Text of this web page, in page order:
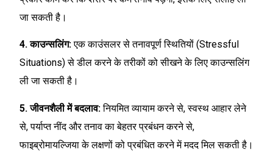
जा सकती है।
4. काउन्सलिंग:एक काउंसलर से तनावपूर्ण स्थितियों (Stressful
Situations) से डील करने के तरीकों को सीखने के लिए काउन्सलिंग
ली जा सकती है।
5. जीवनशैली में बदलाव:नियमित व्यायाम करने से, स्वस्थ आहार लेने
से, पर्याप्त नींद और तनाव का बेहतर प्रबंधन करने से,
फाइब्रोमायल्जिया के लक्षणों को प्रबंधित करने में मदद मिल सकती है।